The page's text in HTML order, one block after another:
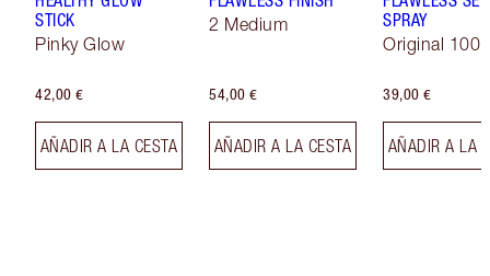
STICK
Pinky Glow
42,00 €
AÑADIR A LA CESTA
2 Medium
54,00 €
AÑADIR A LA CESTA
SPRAY
Original 100
39,00 €
AÑADIR A LA